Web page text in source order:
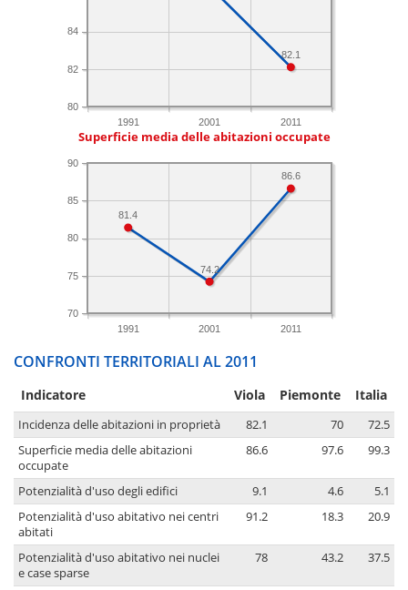
1991 2001 2011
80
82
84
82.1
Superficie media delle abitazioni occupate
1991 2001 2011
70
75
80
85
90
86.6
74.2
81.4
CONFRONTI TERRITORIALI AL 2011
Indicatore Viola Piemonte Italia
Incidenza delle abitazioni in proprietà 82.1 70
72.5
Superficie media delle abitazioni
occupate
86.6 97.6 99.3
Potenzialità d'uso degli edifici 9.1 4.6
5.1
Potenzialità d'uso abitativo nei centri
abitati
91.2 18.3 20.9
Potenzialità d'uso abitativo nei nuclei
e case sparse
78 43.2 37.5